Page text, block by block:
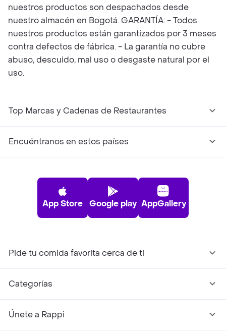
nuestros productos son despachados desde
nuestro almacén en Bogotá. GARANTÍA: - Todos
nuestros productos están garantizados por 3 meses
contra defectos de fábrica. - La garantía no cubre
abuso, descuido, mal uso o desgaste natural por el
uso.
Top Marcas y Cadenas de Restaurantes
Encuéntranos en estos países
App Store Google play AppGallery
Pide tu comida favorita cerca de ti
Categorías
Únete a Rappi